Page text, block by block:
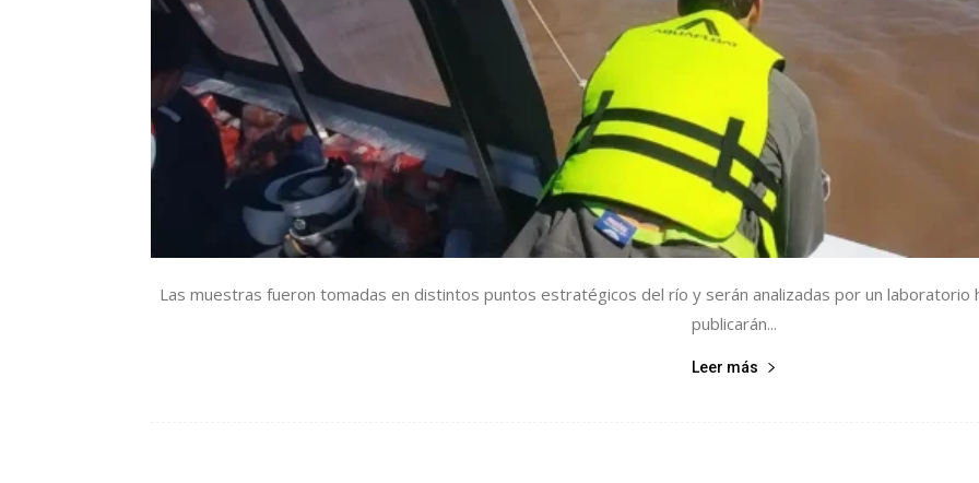
Las muestras fueron tomadas en distintos puntos estratégicos del río y serán analizadas por un laboratorio
publicarán...
Leer más